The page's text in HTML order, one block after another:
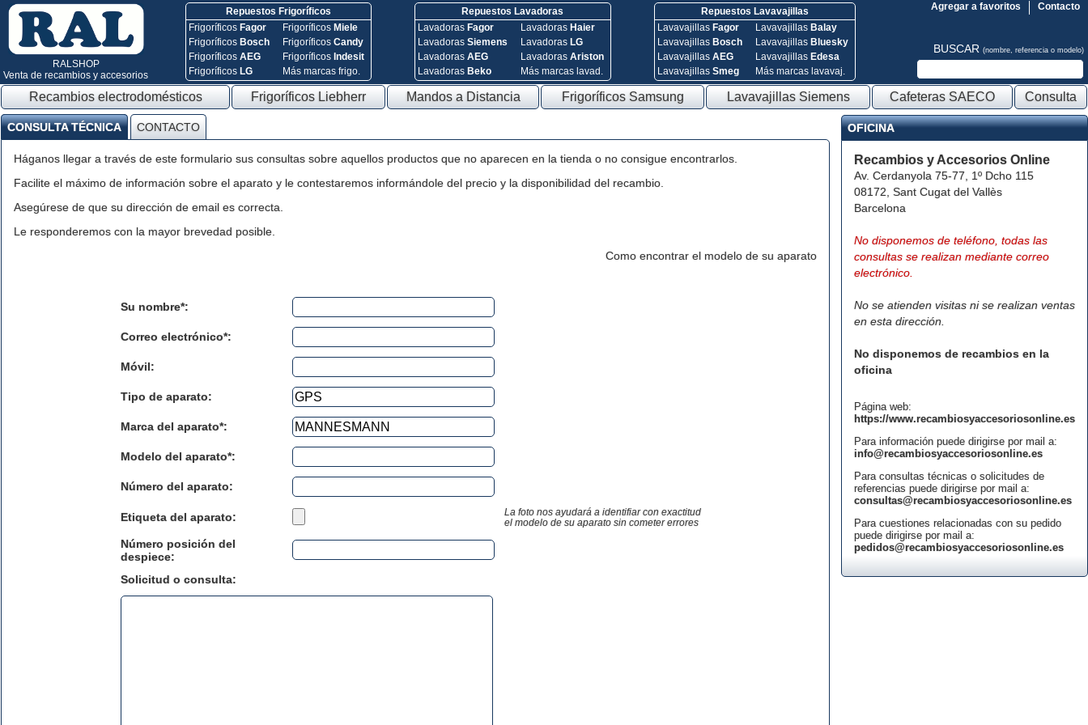
RALSHOP
Venta de recambios y accesorios
Repuestos Frigoríficos
Frigoríficos Fagor
Frigoríficos Bosch
FrigoríficosAEG
Frigoríficos LG
Frigoríficos Miele
FrigoríficosCandy
Frigoríficos Indesit
Más marcas frigo.
Repuestos Lavadoras
Lavadoras Fagor
Lavadoras Siemens
Lavadoras AEG
Lavadoras Beko
Lavadoras Haier
Lavadoras LG
Lavadoras Ariston
Más marcas lavad.
Repuestos Lavavajillas
Lavavajillas Fagor
Lavavajillas Bosch
Lavavajillas AEG
Lavavajillas Smeg
Lavavajillas Balay
Lavavajillas Bluesky
Lavavajillas Edesa
Más marcas lavavaj.
Contacto
Agregar a favoritos
BUSCAR (nombre, referencia o modelo)
Recambios electrodomésticos Frigoríficos Liebherr Mandos a Distancia Frigoríficos Samsung Lavavajillas Siemens Cafeteras SAECO Consulta
CONSULTA TÉCNICA CONTACTO
Háganos llegar a través de este formulario sus consultas sobre aquellos productos que no aparecen en la tienda o no consigue encontrarlos.
Facilite el máximo de información sobre el aparato y le contestaremos informándole del precio y la disponibilidad del recambio.
Asegúrese de que su dirección de email es correcta.
Le responderemos con la mayor brevedad posible.
Como encontrar el modelo de su aparato
Su nombre*:
Correo electrónico*:
Móvil:
Tipo de aparato:
Marca del aparato*:
Modelo del aparato*:
Número del aparato:
Etiqueta del aparato:
La foto nos ayudará a identifiar con exactitud
el modelo de su aparato sin cometer errores
Número posición del
despiece:
Solicitud o consulta:
OFICINA
Recambios y Accesorios Online
Av. Cerdanyola 75-77, 1º Dcho 115
08172, Sant Cugat del Vallès
Barcelona
No disponemos de teléfono, todas las
consultas se realizan mediante correo
electrónico.
No se atienden visitas ni se realizan ventas
en esta dirección.
No disponemos de recambios en la
oficina
Página web:
https://www.recambiosyaccesoriosonline.es
Para información puede dirigirse por mail a:
info@recambiosyaccesoriosonline.es
Para consultas técnicas o solicitudes de
referencias puede dirigirse por mail a:
consultas@recambiosyaccesoriosonline.es
Para cuestiones relacionadas con su pedido
puede dirigirse por mail a:
pedidos@recambiosyaccesoriosonline.es